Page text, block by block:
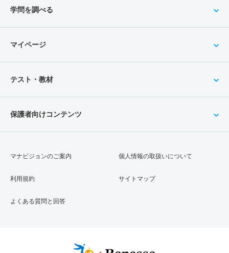
学問を調べる
マイページ
テスト・教材
保護者向けコンテンツ
マナビジョンのご案内
利用規約
よくある質問と回答
個人情報の取扱いについて
サイトマップ